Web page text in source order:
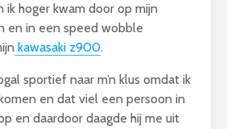
ik hoger kwam door op mijn
en in een speed wobble
kawasaki z900.
sportief naar m’n klus omdat ik
en dat viel een persoon in
en daardoor daagde hij me uit